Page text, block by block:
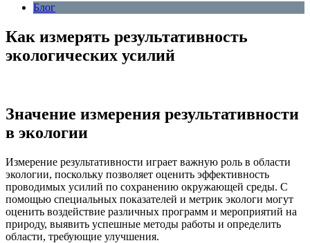
Блог
Как измерять результативность
экологических усилий
Значение измерения результативности
в экологии
Измерение результативности играет важную роль в области
экологии, поскольку позволяет оценить эффективность
проводимых усилий по сохранению окружающей среды. С
помощью специальных показателей и метрик экологи могут
оценить воздействие различных программ и мероприятий на
природу, выявить успешные методы работы и определить
области, требующие улучшения.